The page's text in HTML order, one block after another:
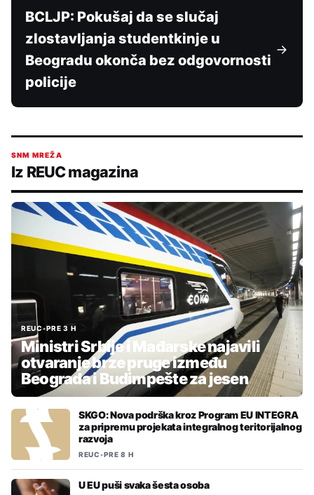
BCLJP: Pokušaj da se slučaj
zlostavljanja studentkinje u
Beogradu okonča bez odgovornosti
policije
SNM MREŽA
Iz REUC magazina
REUC•PRE 3 H
Ministri Srbije i Mađarske najavili
otvaranje brze pruge između
Beograda i Budimpešte za jesen
SKGO: Nova podrška kroz Program EU INTEGRA
za pripremu projekata integralnog teritorijalnog
razvoja
REUC•PRE 8 H
U EU puši svaka šesta osoba